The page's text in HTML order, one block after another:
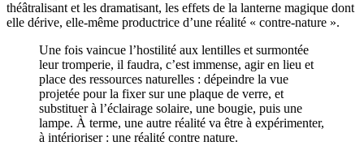
théâtralisant et les dramatisant, les effets de la lanterne magique dont
elle dérive, elle-même productrice d’une réalité « contre-nature ».
Une fois vaincue l’hostilité aux lentilles et surmontée
leur tromperie, il faudra, c’est immense, agir en lieu et
place des ressources naturelles : dépeindre la vue
projetée pour la fixer sur une plaque de verre, et
substituer à l’éclairage solaire, une bougie, puis une
lampe. À terme, une autre réalité va être à expérimenter,
à intérioriser : une réalité contre nature.